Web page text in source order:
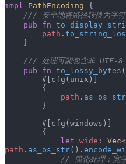
impl
PathEncoding {
/// 安全地将路径转换为字
    pub
fn
        path
.
    }
/// 处理可能包含非 UTF-
    pub
fn to_lossy_bytes (
        #[cfg(unix)]
        {
            path
. as_os_str
        }
        #[cfg(windows)]
        {
            let
wide : Vec<
path . as_os_str().